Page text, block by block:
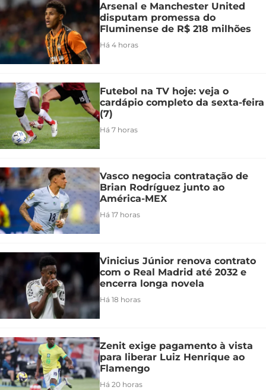
Arsenal e Manchester United
disputam promessa do
Fluminense de R$ 218 milhões
Há 4 horas
Futebol na TV hoje: veja o
cardápio completo da sexta-feira
(7)
Há 7 horas
Vasco negocia contratação de
Brian Rodríguez junto ao
América-MEX
Há 17 horas
Vinicius Júnior renova contrato
com o Real Madrid até 2032 e
encerra longa novela
Há 18 horas
Zenit exige pagamento à vista
para liberar Luiz Henrique ao
Flamengo
Há 20 horas